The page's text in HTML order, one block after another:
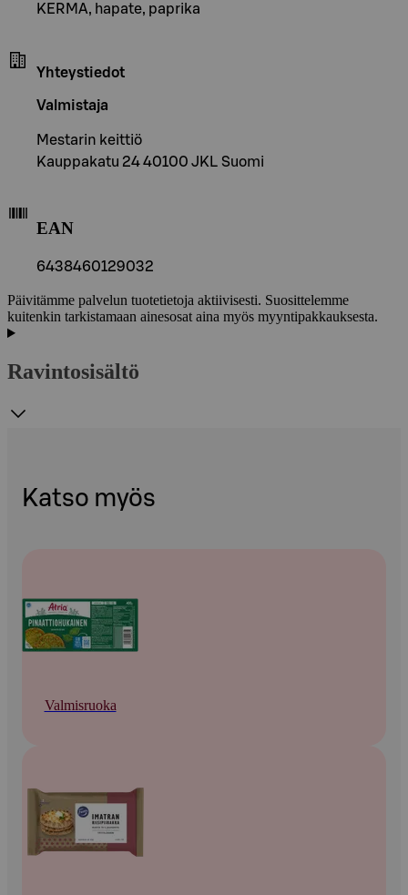
KERMA, hapate, paprika
Yhteystiedot
Valmistaja
Mestarin keittiö
Kauppakatu 24 40100 JKL Suomi
EAN
6438460129032
Päivitämme palvelun tuotetietoja aktiivisesti. Suosittelemme
kuitenkin tarkistamaan ainesosat aina myös myyntipakkauksesta.
Ravintosisältö
Katso myös
Valmisruoka